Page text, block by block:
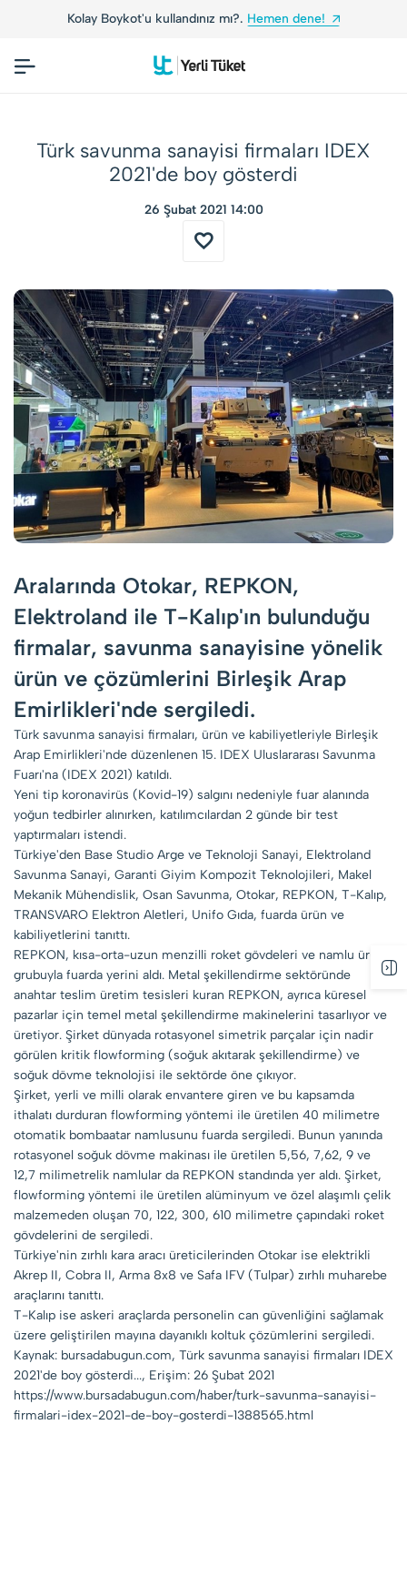
Boykot'u kullandınız mı?.Hemen dene!
Türk savunma sanayisi firmaları IDEX
2021'de boy gösterdi
26 Şubat 2021 14:00
Aralarında Otokar, REPKON,
Elektroland ile T-Kalıp'ın bulunduğu
firmalar, savunma sanayisine yönelik
ürün ve çözümlerini Birleşik Arap
Emirlikleri'nde sergiledi.
Türk savunma sanayisi firmaları, ürün ve kabiliyetleriyle Birleşik
Arap Emirlikleri'nde düzenlenen 15. IDEX Uluslararası Savunma
Fuarı'na (IDEX 2021) katıldı.
Yeni tip koronavirüs (Kovid-19) salgını nedeniyle fuar alanında
yoğun tedbirler alınırken, katılımcılardan 2 günde bir test
yaptırmaları istendi.
Türkiye'den Base Studio Arge ve Teknoloji Sanayi, Elektroland
Savunma Sanayi, Garanti Giyim Kompozit Teknolojileri, Makel
Mekanik Mühendislik, Osan Savunma, Otokar, REPKON, T-Kalıp,
TRANSVARO Elektron Aletleri, Unifo Gıda, fuarda ürün ve
kabiliyetlerini tanıttı.
REPKON, kısa-orta-uzun menzilli roket gövdeleri ve namlu ürün
grubuyla fuarda yerini aldı. Metal şekillendirme sektöründe
anahtar teslim üretim tesisleri kuran REPKON, ayrıca küresel
pazarlar için temel metal şekillendirme makinelerini tasarlıyor ve
üretiyor. Şirket dünyada rotasyonel simetrik parçalar için nadir
görülen kritik flowforming (soğuk akıtarak şekillendirme) ve
soğuk dövme teknolojisi ile sektörde öne çıkıyor.
Şirket, yerli ve milli olarak envantere giren ve bu kapsamda
ithalatı durduran flowforming yöntemi ile üretilen 40 milimetre
otomatik bombaatar namlusunu fuarda sergiledi. Bunun yanında
rotasyonel soğuk dövme makinası ile üretilen 5,56, 7,62, 9 ve
12,7 milimetrelik namlular da REPKON standında yer aldı. Şirket,
flowforming yöntemi ile üretilen alüminyum ve özel alaşımlı çelik
malzemeden oluşan 70, 122, 300, 610 milimetre çapındaki roket
gövdelerini de sergiledi.
Türkiye'nin zırhlı kara aracı üreticilerinden Otokar ise elektrikli
Akrep II, Cobra II, Arma 8x8 ve Safa IFV (Tulpar) zırhlı muharebe
araçlarını tanıttı.
T-Kalıp ise askeri araçlarda personelin can güvenliğini sağlamak
üzere geliştirilen mayına dayanıklı koltuk çözümlerini sergiledi.
Kaynak: bursadabugun.com, Türk savunma sanayisi firmaları IDEX
2021'de boy gösterdi..., Erişim: 26 Şubat 2021
https://www.bursadabugun.com/haber/turk-savunma-sanayisi-
firmalari-idex-2021-de-boy-gosterdi-1388565.html